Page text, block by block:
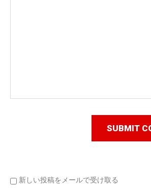
新しい投稿をメールで受け取る